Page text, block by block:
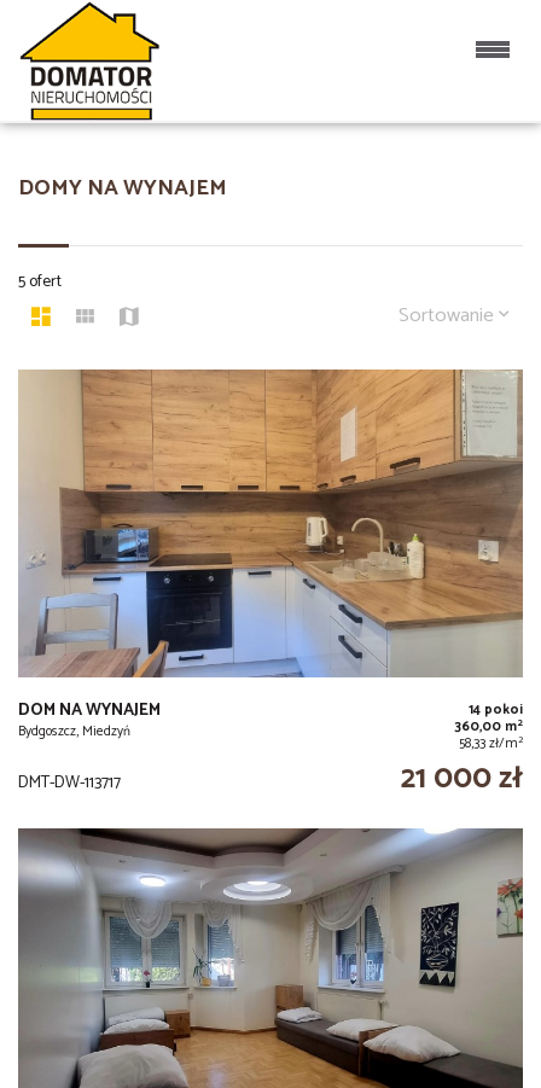
DOMY NA WYNAJEM
5 ofert
Sortowanie
DOM NA WYNAJEM
Bydgoszcz, Miedzyń
14 pokoi
360,00 m2
58,33 zł/m2
DMT-DW-113717 21 000 zł